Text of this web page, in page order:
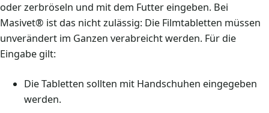
oder zerbröseln und mit dem Futter eingeben. Bei
Masivet® ist das nicht zulässig: Die Filmtabletten müssen
unverändert im Ganzen verabreicht werden. Für die
Eingabe gilt:
Die Tabletten sollten mit Handschuhen eingegeben
werden.